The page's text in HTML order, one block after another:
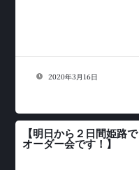
2020年3月16日
【明日から２日間姫路で
オーダー会です！】